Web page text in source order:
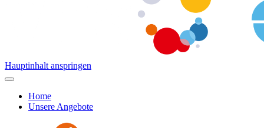
Hauptinhalt anspringen
Home
Unsere Angebote